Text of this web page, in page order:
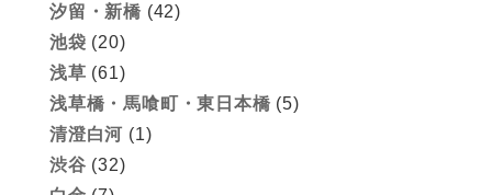
汐留・新橋 (42)
池袋 (20)
浅草 (61)
浅草橋・馬喰町・東日本橋 (5)
清澄白河 (1)
渋谷 (32)